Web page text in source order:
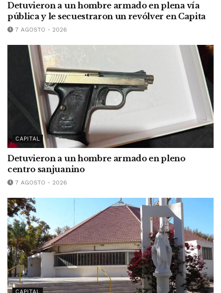
Detuvieron a un hombre armado en plena vía
pública y le secuestraron un revólver en Capita
7 AGOSTO - 2026
CAPITAL
Detuvieron a un hombre armado en pleno
centro sanjuanino
7 AGOSTO - 2026